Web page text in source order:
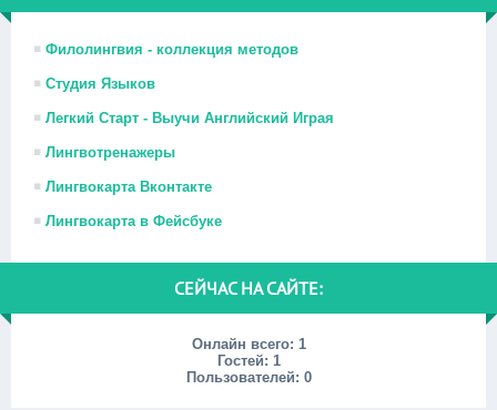
Филолингвия - коллекция методов
Студия Языков
Легкий Старт - Выучи Английский Играя
Лингвотренажеры
Лингвокарта Вконтакте
Лингвокарта в Фейсбуке
СЕЙЧАС НА САЙТЕ:
Онлайн всего: 1
Гостей: 1
Пользователей: 0